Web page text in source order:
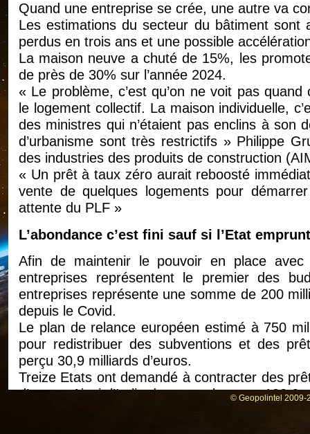
Quand une entreprise se crée, une autre va
Les estimations du secteur du bâtiment sont
perdus en trois ans et une possible
La maison neuve a chuté de 15%, les
de près de 30% sur l’année 2024.
« Le problème, c’est qu’on ne voit pas
le logement collectif. La maison individuelle,
des ministres qui n’étaient pas enclins à son
d’urbanisme sont très restrictifs » Philippe
des industries des produits de construction
« Un prêt à taux zéro aurait reboosté
vente de quelques logements pour
attente du PLF »
L’abondance c’est fini sauf si l’Etat
Afin de maintenir le pouvoir en place
entreprises représentent le premier des
entreprises représente une somme de 200
depuis le Covid.
Le plan de relance européen estimé à 750
pour redistribuer des subventions et des
perçu 30,9 milliards d’euros.
Treize Etats ont demandé à contracter des
d’euros. Ainsi, l’Italie devra rembourser 122,6
© Geopolintel 2009-